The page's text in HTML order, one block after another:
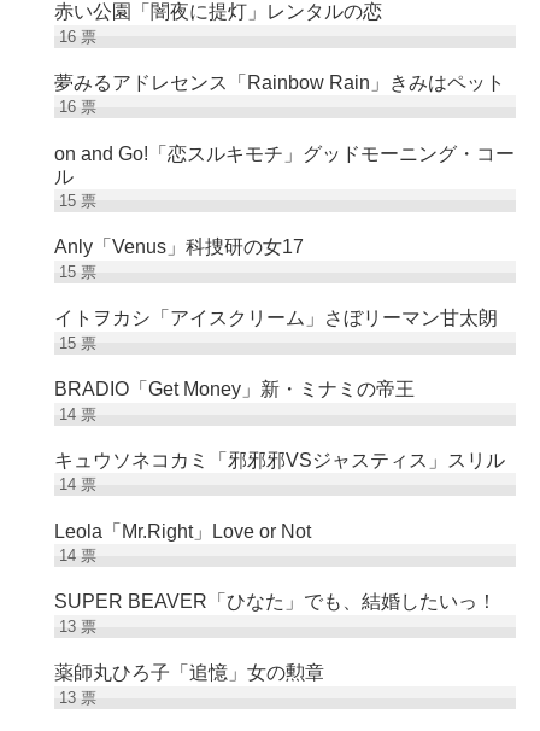
赤い公園「闇夜に提灯」レンタルの恋
16票
夢みるアドレセンス「Rainbow Rain」きみはペット
16票
on and Go!「恋スルキモチ」グッドモーニング・コー
ル
15票
Anly「Venus」科捜研の女17
15票
イトヲカシ「アイスクリーム」さぼリーマン甘太朗
15票
BRADIO「Get Money」新・ミナミの帝王
14票
キュウソネコカミ「邪邪邪VSジャスティス」スリル
14票
Leola「Mr.Right」Love or Not
14票
SUPER BEAVER「ひなた」でも、結婚したいっ！
13票
薬師丸ひろ子「追憶」女の勲章
13票